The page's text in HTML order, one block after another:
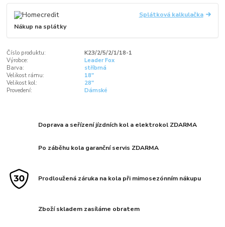
Splátková kalkulačka
Nákup na splátky
Číslo produktu:
K23/2/5/2/1/18-1
Výrobce:
Leader Fox
Barva:
stříbrná
Velikost rámu:
18"
Velikost kol:
28"
Provedení:
Dámské
Doprava a seřízení jízdních kol a elektrokol ZDARMA
Po záběhu kola garanční servis ZDARMA
Prodloužená záruka na kola při mimosezónním nákupu
Zboží skladem zasíláme obratem